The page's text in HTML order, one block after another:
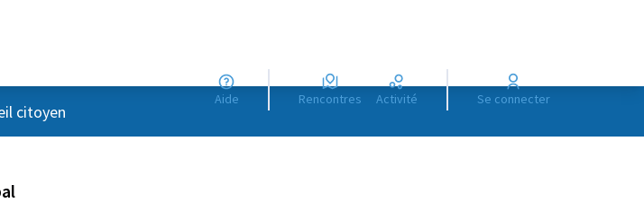
Aide Rencontres Activité Se connecter
citoyen